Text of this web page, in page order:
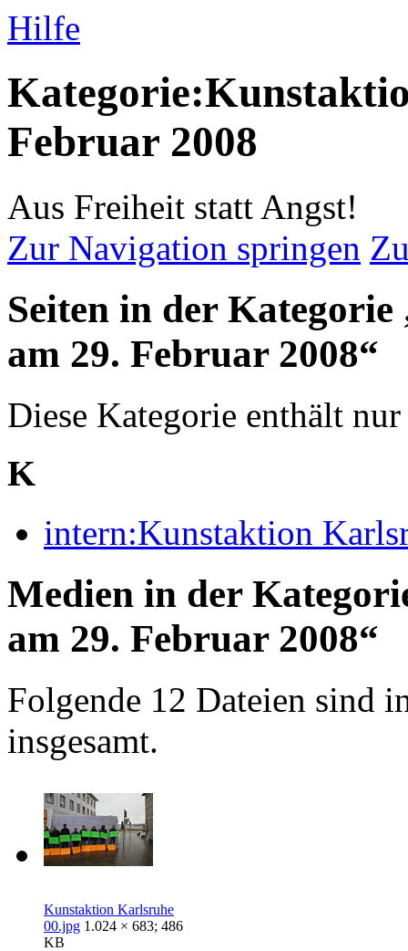
Hilfe
Februar 2008
Aus Freiheit statt Angst!
Zur Navigation springen
Seiten in der
am 29. Februar 2008“
Diese Kategorie enthält
K
intern:Kunstaktion
Medien in der
am 29. Februar 2008“
Folgende 12 Dateien sind
insgesamt.
Kunstaktion Karlsruhe
00.jpg 1.024 × 683; 486
KB